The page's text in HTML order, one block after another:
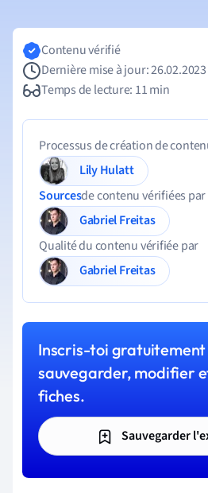
Contenu vérifié
Dernière mise à jour: 26.02.2023
Temps de lecture: 11 min
Processus de création de
Lily Hulatt
Sourcesde contenu vérifiées par
Gabriel Freitas
Qualité du contenu vérifiée par
Gabriel Freitas
Inscris-toi gratuitement
sauvegarder, modifier
fiches.
Sauvegarder